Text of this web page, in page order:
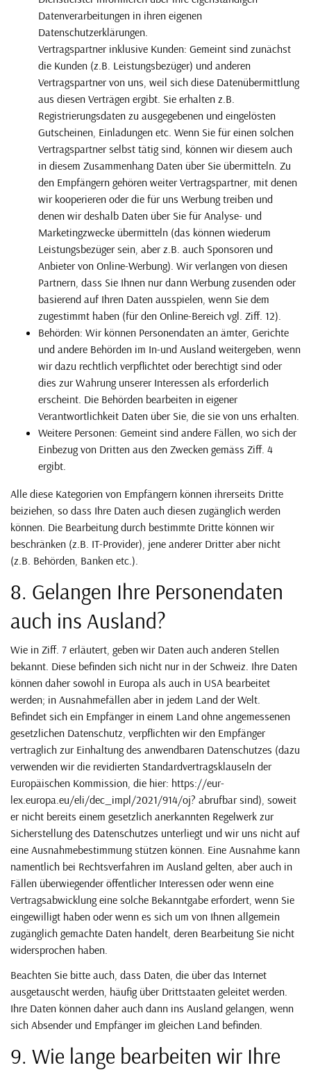
Datenverarbeitungen in ihren eigenen
Datenschutzerklärungen.
Vertragspartner inklusive Kunden: Gemeint sind zunächst
die Kunden (z.B. Leistungsbezüger) und anderen
Vertragspartner von uns, weil sich diese Datenübermittlung
aus diesen Verträgen ergibt. Sie erhalten z.B.
Registrierungsdaten zu ausgegebenen und eingelösten
Gutscheinen, Einladungen etc. Wenn Sie für einen solchen
Vertragspartner selbst tätig sind, können wir diesem auch
in diesem Zusammenhang Daten über Sie übermitteln. Zu
den Empfängern gehören weiter Vertragspartner, mit denen
wir kooperieren oder die für uns Werbung treiben und
denen wir deshalb Daten über Sie für Analyse- und
Marketingzwecke übermitteln (das können wiederum
Leistungsbezüger sein, aber z.B. auch Sponsoren und
Anbieter von Online-Werbung). Wir verlangen von diesen
Partnern, dass Sie Ihnen nur dann Werbung zusenden oder
basierend auf Ihren Daten ausspielen, wenn Sie dem
zugestimmt haben (für den Online-Bereich vgl. Ziff. 12).
Behörden: Wir können Personendaten an ämter, Gerichte
und andere Behörden im In-und Ausland weitergeben, wenn
wir dazu rechtlich verpflichtet oder berechtigt sind oder
dies zur Wahrung unserer Interessen als erforderlich
erscheint. Die Behörden bearbeiten in eigener
Verantwortlichkeit Daten über Sie, die sie von uns erhalten.
Weitere Personen: Gemeint sind andere Fällen, wo sich der
Einbezug von Dritten aus den Zwecken gemäss Ziff. 4
ergibt.
Alle diese Kategorien von Empfängern können ihrerseits Dritte
beiziehen, so dass Ihre Daten auch diesen zugänglich werden
können. Die Bearbeitung durch bestimmte Dritte können wir
beschränken (z.B. IT-Provider), jene anderer Dritter aber nicht
(z.B. Behörden, Banken etc.).
8. Gelangen Ihre Personendaten
auch ins Ausland?
Wie in Ziff. 7 erläutert, geben wir Daten auch anderen Stellen
bekannt. Diese befinden sich nicht nur in der Schweiz. Ihre Daten
können daher sowohl in Europa als auch in USA bearbeitet
werden; in Ausnahmefällen aber in jedem Land der Welt.
Befindet sich ein Empfänger in einem Land ohne angemessenen
gesetzlichen Datenschutz, verpflichten wir den Empfänger
vertraglich zur Einhaltung des anwendbaren Datenschutzes (dazu
verwenden wir die revidierten Standardvertragsklauseln der
Europäischen Kommission, die hier: https://eur-
lex.europa.eu/eli/dec_impl/2021/914/oj? abrufbar sind), soweit
er nicht bereits einem gesetzlich anerkannten Regelwerk zur
Sicherstellung des Datenschutzes unterliegt und wir uns nicht auf
eine Ausnahmebestimmung stützen können. Eine Ausnahme kann
namentlich bei Rechtsverfahren im Ausland gelten, aber auch in
Fällen überwiegender öffentlicher Interessen oder wenn eine
Vertragsabwicklung eine solche Bekanntgabe erfordert, wenn Sie
eingewilligt haben oder wenn es sich um von Ihnen allgemein
zugänglich gemachte Daten handelt, deren Bearbeitung Sie nicht
widersprochen haben.
Beachten Sie bitte auch, dass Daten, die über das Internet
ausgetauscht werden, häufig über Drittstaaten geleitet werden.
Ihre Daten können daher auch dann ins Ausland gelangen, wenn
sich Absender und Empfänger im gleichen Land befinden.
9. Wie lange bearbeiten wir Ihre